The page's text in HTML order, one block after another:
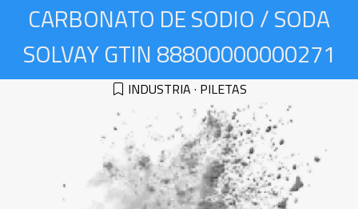
CARBONATO DE SODIO / SODA
SOLVAY GTIN 88800000000271
INDUSTRIA · PILETAS